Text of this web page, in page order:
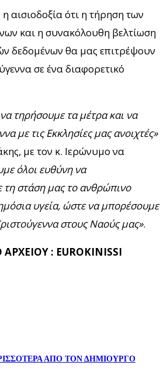
αισιοδοξία ότι η τήρηση των
και η συνακόλουθη βελτίωση
δεδομένων θα μας επιτρέψουν
σε ένα διαφορετικό
τηρήσουμε τα μέτρα και να
με τις Εκκλησίες μας ανοιχτές»
με τον κ. Ιερώνυμο να
όλοι ευθύνη να
τη στάση μας το ανθρώπινο
υγεία, ώστε να μπορέσουμε
στους Ναούς μας».
: EUROKINISSI
ΑΠΟ ΤΟΝ ΔΗΜΙΟΥΡΓΟ